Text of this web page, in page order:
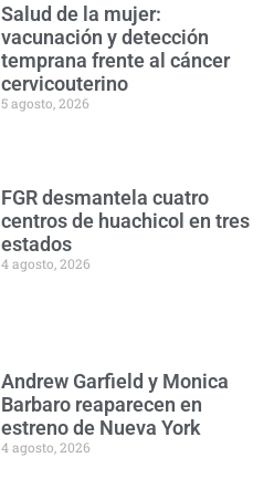
Salud de la mujer:
vacunación y detección
temprana frente al cáncer
cervicouterino
5 agosto, 2026
FGR desmantela cuatro
centros de huachicol en tres
estados
4 agosto, 2026
Andrew Garfield y Monica
Barbaro reaparecen en
estreno de Nueva York
4 agosto, 2026